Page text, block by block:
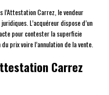
l’Attestation Carrez, le vendeur
L’acquéreur dispose d’un
pour contester la superficie
prix voire l’annulation de la vente.
Carrez